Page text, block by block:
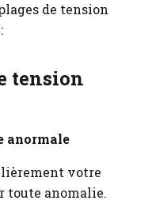
de tension
tension
anormale
votre
toute anomalie.